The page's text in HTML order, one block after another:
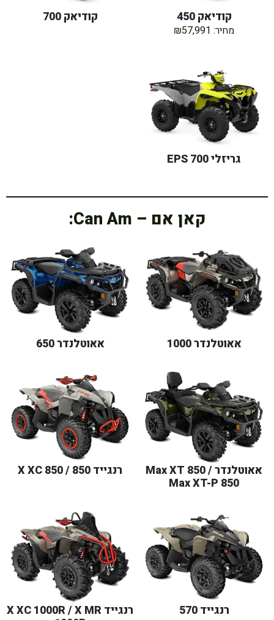
קודיאק 450
מחיר: ₪57,991
קודיאק 700
גריזלי 700 EPS
קאן אם – Can Am:
אאוטלנדר 1000 אאוטלנדר 650
אאוטלנדר Max XT 850 /
Max XT-P 850
רנגייד 850 / X XC 850
רנגייד 570 רנגייד X XC 1000R / X MR